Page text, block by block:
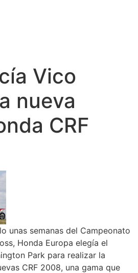
Vico
nueva
CRF
unas semanas del Campeonato
Honda Europa elegía el
Park para realizar la
CRF 2008, una gama que